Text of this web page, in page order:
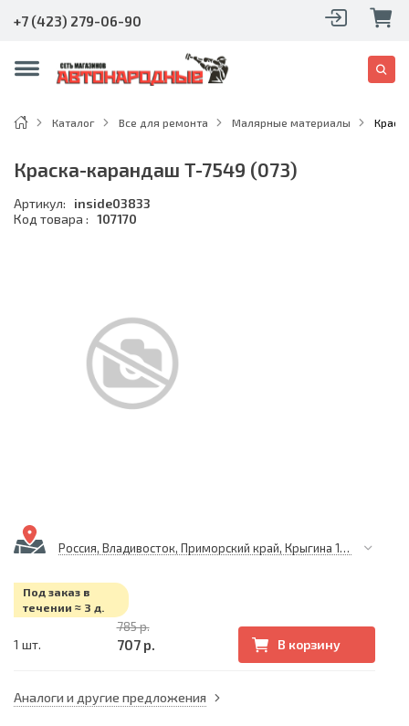
+7 (423) 279-06-90
Каталог Все для ремонта Малярные материалы
Краска-карандаш T-7549 (073)
Артикул:
inside03833
Код товара : 107170
Россия, Владивосток, Приморский край, Крыгина 105
Под заказ в
течении ≈ 3 д.
1 шт.
785 р.
707 р. В корзину
Аналоги и другие предложения